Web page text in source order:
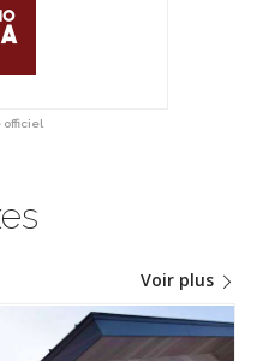
officiel
Voir plus